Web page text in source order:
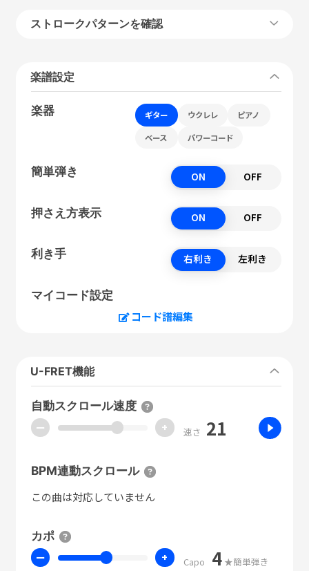
ストロークパターンを確認
楽譜設定
楽器 ギター ウクレレ ピアノ
ベース パワーコード
簡単弾き ON OFF
押さえ方表示 ON OFF
利き手 右利き 左利き
マイコード設定
コード譜編集
U-FRET機能
自動スクロール速度
ー + 速さ 21
BPM連動スクロール
この曲は対応していません
カポ
ー + Capo 4 ★簡単弾き